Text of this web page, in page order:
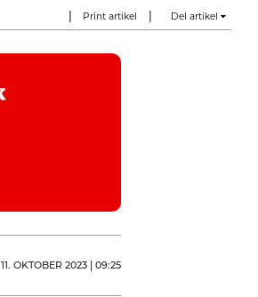
Print artikel Del artikel
11. OKTOBER 2023 | 09:25